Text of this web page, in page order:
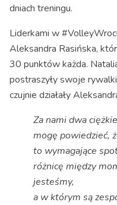
dniach treningu.
Liderkami w
Aleksandra Rasińska,
30 punktów każda.
postraszyły swoje
czujnie działały
Za nami dwa
mogę powiedzieć,
to wymagające
różnicę między
jesteśmy,
a w którym są